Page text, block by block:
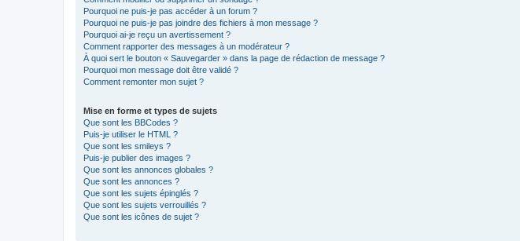
Pourquoi ne puis-je pas accéder à un forum ?
Pourquoi ne puis-je pas joindre des fichiers à mon message ?
Pourquoi ai-je reçu un avertissement ?
Comment rapporter des messages à un modérateur ?
À quoi sert le bouton « Sauvegarder » dans la page de rédaction de message ?
Pourquoi mon message doit être validé ?
Comment remonter mon sujet ?
Mise en forme et types de sujets
Que sont les BBCodes ?
Puis-je utiliser le HTML ?
Que sont les smileys ?
Puis-je publier des images ?
Que sont les annonces globales ?
Que sont les annonces ?
Que sont les sujets épinglés ?
Que sont les sujets verrouillés ?
Que sont les icônes de sujet ?